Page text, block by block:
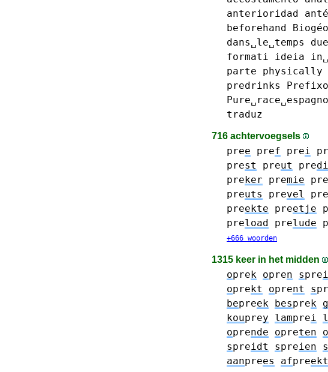
anterioridad
beforehand
dans␣le␣temps
due
formati
ideia
parte
physically
predrinks
Prefixo
traduz
716 achtervoegsels
pree pref prei
prest preut pre
preker premie pre
preuts prevel pre
preekte preetje
preload prelude
+666 woorden
1315 keer in het midden
oprek opren sprei
oprekt oprent s
bepreek besprek
kouprey lamprei
oprende opreten o
spreidt spreien s
aanprees afpreekt